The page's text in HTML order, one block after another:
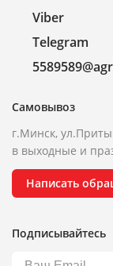
Viber
Telegram
Самовывоз
г.Минск,
в выходные и
Написать
Подписывайтесь